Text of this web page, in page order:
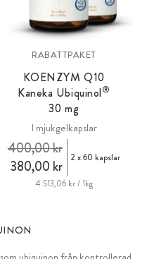
RABATTPAKET
KOENZYM Q10
Kaneka Ubiquinol®
30 mg
I mjukgelkapslar
380,00 kr
400,00 kr 2 x 60 kapslar
4 513,06 kr / 1kg